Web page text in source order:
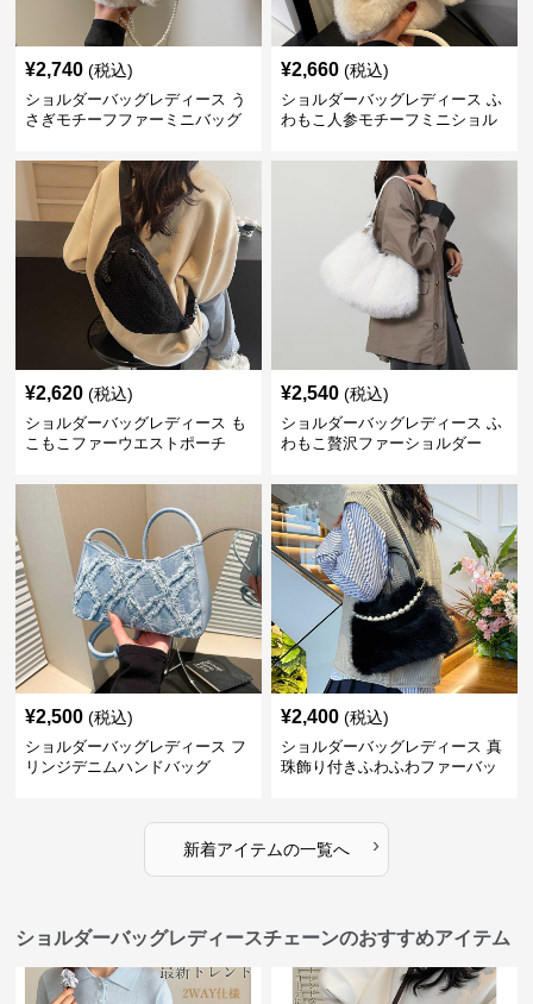
¥2,740 (税込)
ショルダーバッグレディース う
さぎモチーフファーミニバッグ
¥2,660 (税込)
ショルダーバッグレディース ふ
わもこ人参モチーフミニショル
¥2,620 (税込)
ショルダーバッグレディース も
こもこファーウエストポーチ
¥2,540 (税込)
ショルダーバッグレディース ふ
わもこ贅沢ファーショルダー
¥2,500 (税込)
ショルダーバッグレディース フ
リンジデニムハンドバッグ
¥2,400 (税込)
ショルダーバッグレディース 真
珠飾り付きふわふわファーバッ
新着アイテムの一覧へ ›
ショルダーバッグレディースチェーンのおすすめアイテム